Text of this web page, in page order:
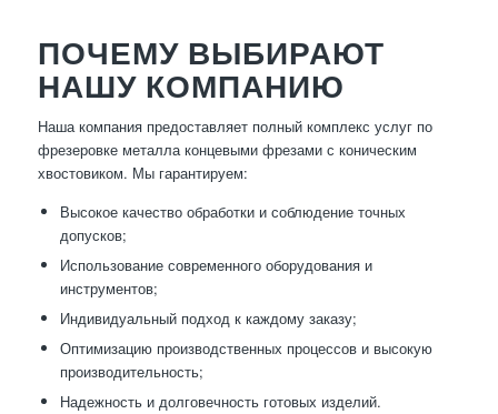
ПОЧЕМУ ВЫБИРАЮТ
НАШУ КОМПАНИЮ
Наша компания предоставляет полный комплекс услуг по
фрезеровке металла концевыми фрезами с коническим
хвостовиком. Мы гарантируем:
Высокое качество обработки и соблюдение точных
допусков;
Использование современного оборудования и
инструментов;
Индивидуальный подход к каждому заказу;
Оптимизацию производственных процессов и высокую
производительность;
Надежность и долговечность готовых изделий.